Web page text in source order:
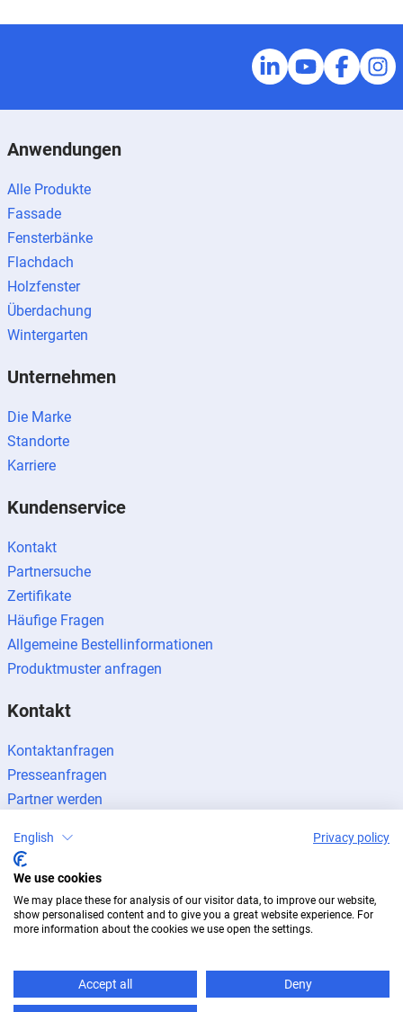
Anwendungen
Alle Produkte
Fassade
Fensterbänke
Flachdach
Holzfenster
Überdachung
Wintergarten
Unternehmen
Die Marke
Standorte
Karriere
Kundenservice
Kontakt
Partnersuche
Zertifikate
Häufige Fragen
Allgemeine Bestellinformationen
Produktmuster anfragen
Kontakt
Kontaktanfragen
Presseanfragen
Partner werden
ImpressumDatenschutzNewsletter
© 2026 BUG Aluminium-Systeme
English Privacy policy
We use cookies
We may place these for analysis of our visitor data, to improve our website,
show personalised content and to give you a great website experience. For
more information about the cookies we use open the settings.
Accept all Deny